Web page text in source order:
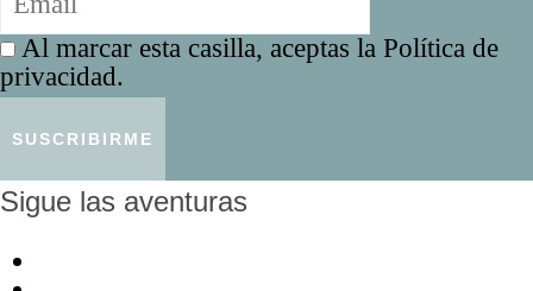
Al marcar esta casilla, aceptas la Política de
privacidad.
Sigue las aventuras